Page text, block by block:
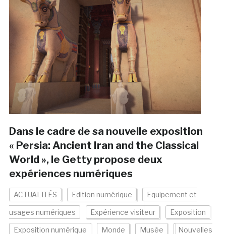
Dans le cadre de sa nouvelle exposition
« Persia: Ancient Iran and the Classical
World », le Getty propose deux
expériences numériques
ACTUALITÉS Edition numérique Equipement et
usages numériques Expérience visiteur Exposition
Exposition numérique Monde Musée Nouvelles